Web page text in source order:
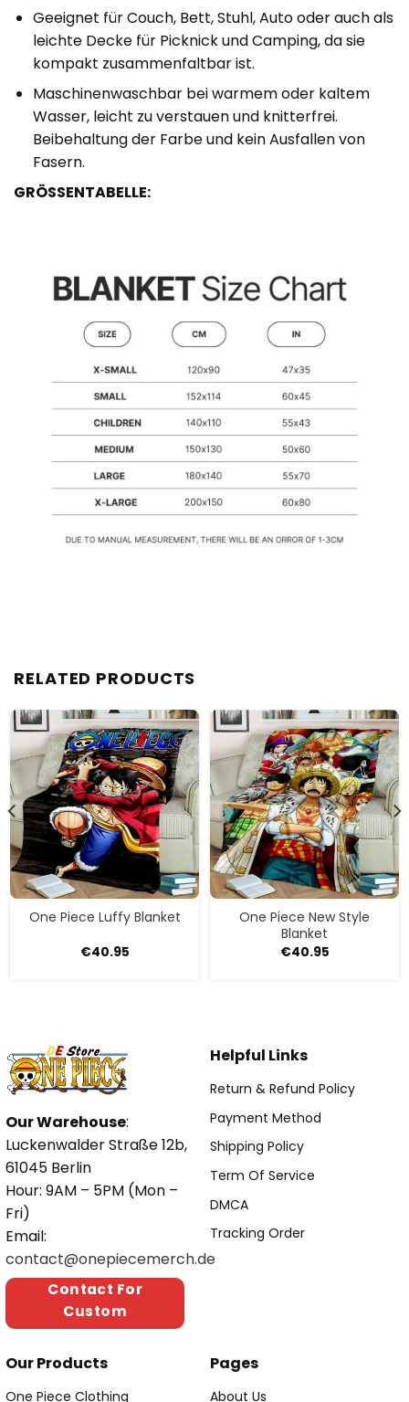
Geeignet für Couch, Bett, Stuhl, Auto oder auch als
leichte Decke für Picknick und Camping, da sie
kompakt zusammenfaltbar ist.
Maschinenwaschbar bei warmem oder kaltem
Wasser, leicht zu verstauen und knitterfrei.
Beibehaltung der Farbe und kein Ausfallen von
Fasern.
GRÖSSENTABELLE:
RELATED PRODUCTS
One Piece Luffy Blanket
€40.95
One Piece New Style
Blanket
€40.95
Our Warehouse:
Luckenwalder Straße 12b,
61045 Berlin
Hour: 9AM – 5PM (Mon –
Fri)
Email:
contact@onepiecemerch.de
Contact For
Custom
Helpful Links
Return & Refund Policy
Payment Method
Shipping Policy
Term Of Service
DMCA
Tracking Order
Our Products
One Piece Clothing
Pages
About Us